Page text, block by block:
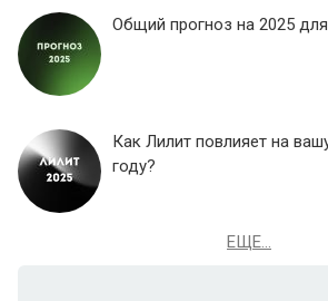
Общий прогноз на 2025
Как Лилит повлияет на
году?
ЕЩЕ...